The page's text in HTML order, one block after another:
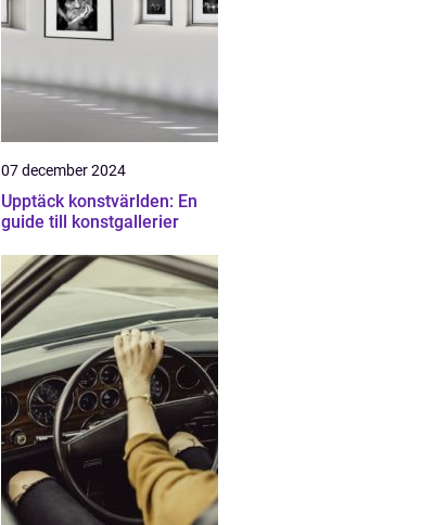
07 december 2024
Upptäck konstvärlden: En
guide till konstgallerier